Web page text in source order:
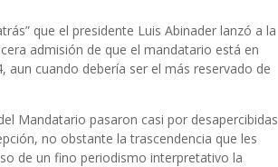
que el presidente Luis Abinader lanzó a la
admisión de que el mandatario está en
aun cuando debería ser el más reservado de
Mandatario pasaron casi por desapercibidas
no obstante la trascendencia que les
de un fino periodismo interpretativo la